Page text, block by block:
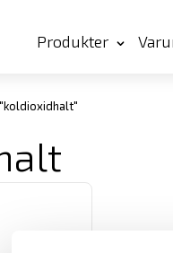
Produkter